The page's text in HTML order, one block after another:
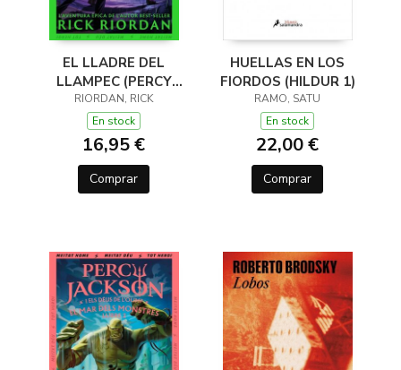
EL LLADRE DEL
LLAMPEC (PERCY
JACKSON I ELS DÉUS
DE L'OLIMP 1)
RIORDAN, RICK
En stock
16,95 €
Comprar
HUELLAS EN LOS
FIORDOS (HILDUR 1)
RAMO, SATU
En stock
22,00 €
Comprar